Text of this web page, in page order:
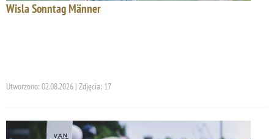
Wisla Sonntag Männer
Utworzono: 02.08.2026 | Zdjęcia: 17